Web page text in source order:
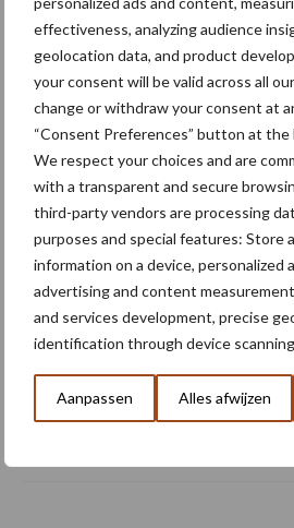
effectiveness, analyzing audience
geolocation data, and product
your consent will be valid across all
change or withdraw your consent at
“Consent Preferences” button at
We respect your choices and are
with a transparent and secure
third-party vendors are processing
purposes and special features: Store
information on a device, personalized
advertising and content
and services development, precise
identification through device
Aanpassen Alles afwijzen
Aanbevolen voor jou!
Oogst
aardappelen
voorzichtig
NEPG-areaal
daalt met 11